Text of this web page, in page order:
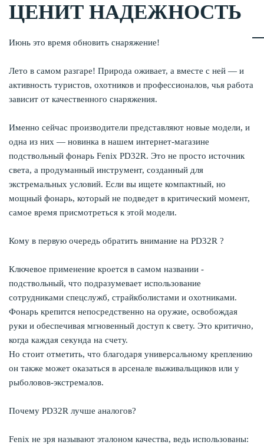
ЦЕНИТ НАДЕЖНОСТЬ
Июнь это время обновить снаряжение!
Лето в самом разгаре! Природа оживает, а вместе с ней — и
активность туристов, охотников и профессионалов, чья работа
зависит от качественного снаряжения.
Именно сейчас производители представляют новые модели, и
одна из них — новинка в нашем интернет-магазине
подствольный фонарь Fenix PD32R. Это не просто источник
света, а продуманный инструмент, созданный для
экстремальных условий. Если вы ищете компактный, но
мощный фонарь, который не подведет в критический момент,
самое время присмотреться к этой модели.
Кому в первую очередь обратить внимание на PD32R ?
Ключевое применение кроется в самом названии -
подствольный, что подразумевает использование
сотрудниками спецслужб, страйкболистами и охотниками.
Фонарь крепится непосредственно на оружие, освобождая
руки и обеспечивая мгновенный доступ к свету. Это критично,
когда каждая секунда на счету.
Но стоит отметить, что благодаря универсальному креплению
он также может оказаться в арсенале выживальщиков или у
рыболовов-экстремалов.
Почему PD32R лучше аналогов?
Fenix не зря называют эталоном качества, ведь использованы: